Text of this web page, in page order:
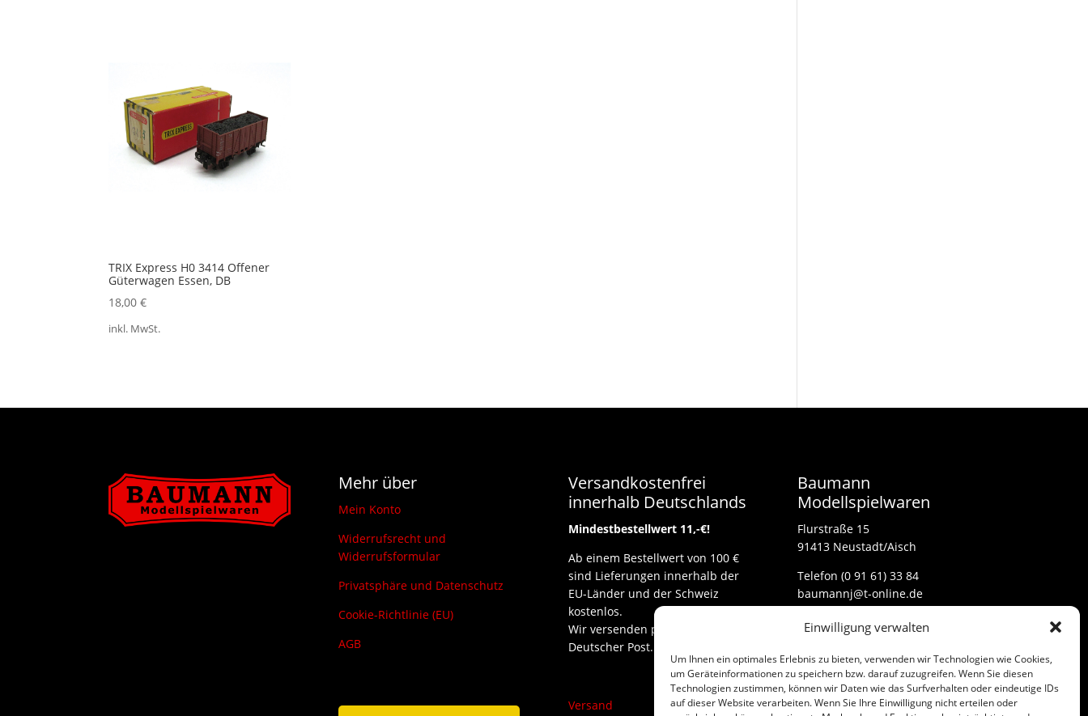
Einwilligung verwalten
Um Ihnen ein optimales Erlebnis zu bieten, verwenden wir Technologien wie Cookies,
um Geräteinformationen zu speichern bzw. darauf zuzugreifen. Wenn Sie diesen
Technologien zustimmen, können wir Daten wie das Surfverhalten oder eindeutige IDs
auf dieser Website verarbeiten. Wenn Sie Ihre Einwilligung nicht erteilen oder
TRIX Express H0 3414 Offener
Güterwagen Essen, DB
18,00€
inkl. MwSt.
Mehr über
Mein Konto
Widerrufsrecht und
Widerrufsformular
Privatsphäre und Datenschutz
Cookie-Richtlinie (EU)
AGB
Versandkostenfrei
innerhalb Deutschlands
Mindestbestellwert 11,-€!
Ab einem Bestellwert von 100 €
sind Lieferungen innerhalb der
EU-Länder und der Schweiz
kostenlos.
Wir versenden per DHL und
Deutscher Post.
Versand
Baumann
Modellspielwaren
Flurstraße 15
91413 Neustadt/Aisch
Telefon (0 91 61) 33 84
baumannj@t-online.de
Kontakt
Impressum